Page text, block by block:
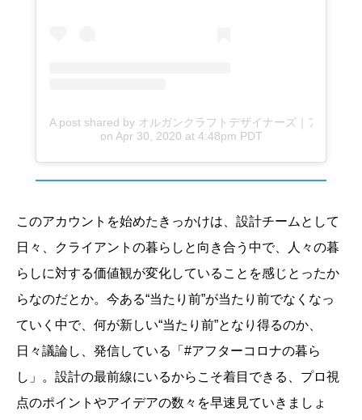
A post shared by オルガンクラフトデザイナーズ｜アフタ
on Apr 30, 2020 at 4:48pm PDT
このアカウントを始めたきっかけは、設計チームとして
日々、クライアントの暮らしと向き合う中で、人々の暮
らしに対する価値観が変化していることを感じとったか
らなのだとか。今ある“当たり前”が当たり前でなくなっ
ていく中で、何が新しい“当たり前”となり得るのか、
日々議論し、発信している「#アフターコロナの暮ら
し」。設計の最前線にいるからこそ着目できる、プロ視
点のポイントやアイデアの数々を早速見ていきましょ